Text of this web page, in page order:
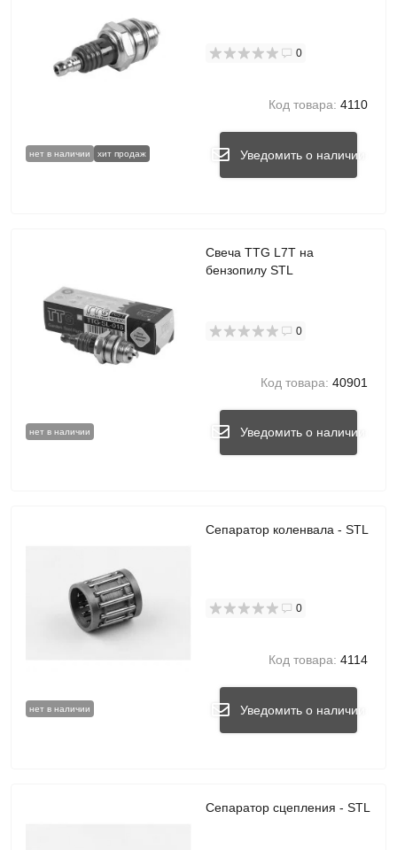
нет в наличии хит продаж
0
Код товара: 4110
Уведомить о наличии
нет в наличии
Свеча TTG L7T на
бензопилу STL
0
Код товара: 40901
Уведомить о наличии
нет в наличии
Сепаратор коленвала - STL
0
Код товара: 4114
Уведомить о наличии
Сепаратор сцепления - STL